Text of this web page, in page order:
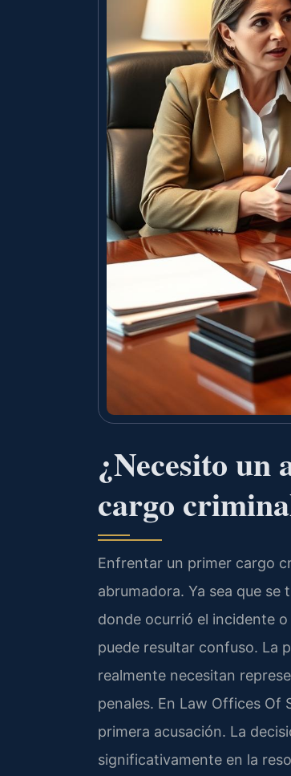
¿Necesito
cargo
Enfrentar un primer cargo
abrumadora. Ya sea que
donde ocurrió el incidente
puede resultar confuso. La
realmente necesitan
penales. En Law Offices Of
primera acusación. La
significativamente en la